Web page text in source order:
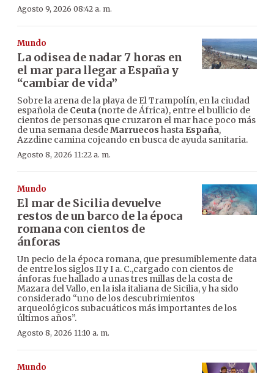
Agosto 9, 2026 08:42 a. m.
Mundo
La odisea de nadar 7 horas en
el mar para llegar a España y
“cambiar de vida”
Sobre la arena de la playa de El Trampolín, en la ciudad
española de Ceuta (norte de África), entre el bullicio de
cientos de personas que cruzaron el mar hace poco más
de una semana desdeMarruecos hasta España,
Azzdine camina cojeando en busca de ayuda sanitaria.
Agosto 8, 2026 11:22 a. m.
Mundo
El mar de Sicilia devuelve
restos de un barco de la época
romana con cientos de
ánforas
Un pecio de la época romana, que presumiblemente data
de entre los siglos II y I a. C.,cargado con cientos de
ánforas fue hallado a unas tres millas de la costa de
Mazara del Vallo, en la isla italiana de Sicilia, y ha sido
considerado “uno de los descubrimientos
arqueológicos subacuáticos más importantes de los
últimos años”.
Agosto 8, 2026 11:10 a. m.
Mundo